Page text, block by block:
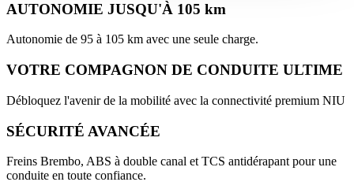
AUTONOMIE JUSQU'À 105 km
Autonomie de 95 à 105 km avec une seule charge.
VOTRE COMPAGNON DE CONDUITE ULTIME
Débloquez l'avenir de la mobilité avec la connectivité premium NIU
SÉCURITÉ AVANCÉE
Freins Brembo, ABS à double canal et TCS antidérapant pour une
conduite en toute confiance.